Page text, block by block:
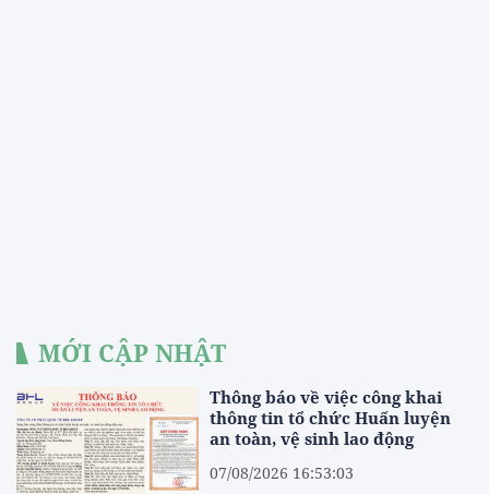
MỚI CẬP NHẬT
Thông báo về việc công khai
thông tin tổ chức Huấn luyện
an toàn, vệ sinh lao động
07/08/2026 16:53:03